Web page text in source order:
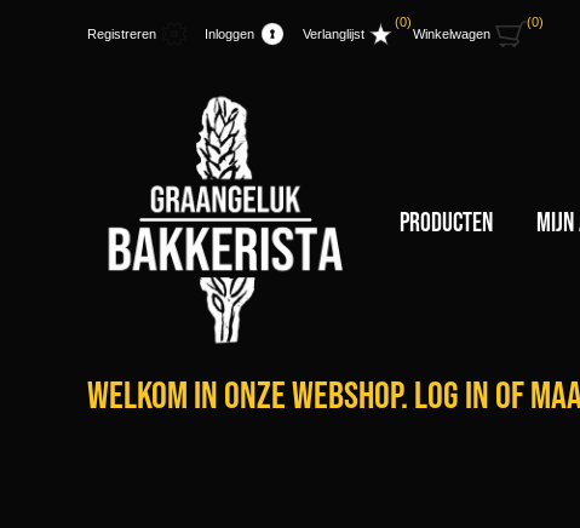
Registreren Inloggen Verlanglijst
(0)
Winkelwagen
(0)
Producten Mijn
Welkom in onze webshop. Log in of